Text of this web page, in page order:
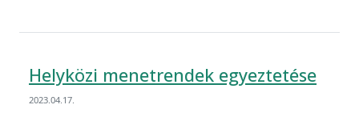
Helyközi menetrendek egyeztetése
2023.04.17.